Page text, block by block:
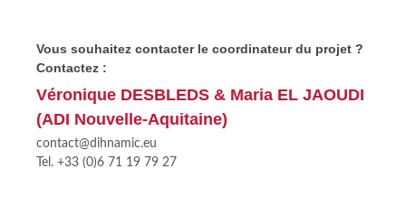
Vous souhaitez contacter le coordinateur du projet ?
Contactez :
Véronique DESBLEDS & Maria EL JAOUDI
(ADI Nouvelle-Aquitaine)
contact@dihnamic.eu
Tel. +33 (0)6 71 19 79 27